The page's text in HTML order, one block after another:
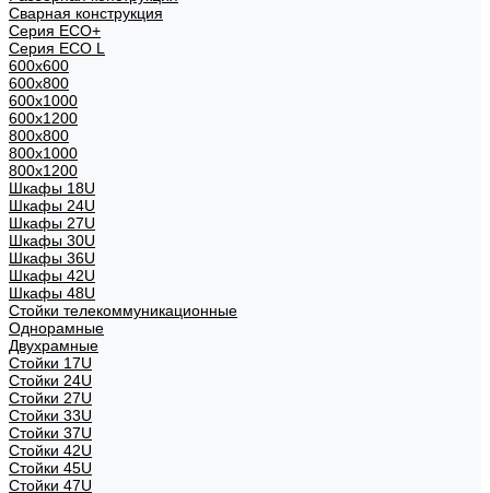
Сварная конструкция
Серия ECO+
Серия ECO L
600x600
600x800
600х1000
600х1200
800x800
800х1000
800х1200
Шкафы 18U
Шкафы 24U
Шкафы 27U
Шкафы 30U
Шкафы 36U
Шкафы 42U
Шкафы 48U
Стойки телекоммуникационные
Однорамные
Двухрамные
Стойки 17U
Стойки 24U
Стойки 27U
Стойки 33U
Стойки 37U
Стойки 42U
Стойки 45U
Стойки 47U